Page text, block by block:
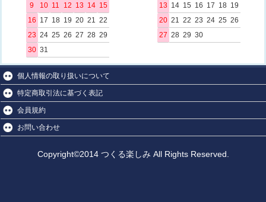
9
10 11 12 13 14 15
16 17 18 19 20 21
22
23 24 25 26 27 28 29
30 31
13 14 15 16 17 18 19
20 21 22 23 24 25 26
27 28 29 30
個人情報の取り扱いについて
特定商取引法に基づく表記
会員規約
お問い合わせ
Copyright©2014 つくる楽しみ All Rights Reserved.